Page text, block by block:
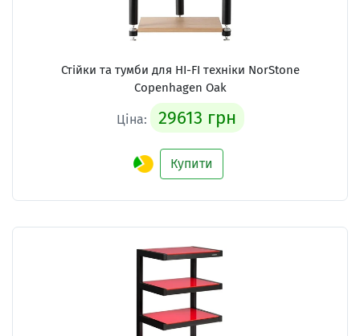
Стійки та тумби для HI-FI техніки NorStone
Copenhagen Oak
Ціна: 29613 грн
Купити